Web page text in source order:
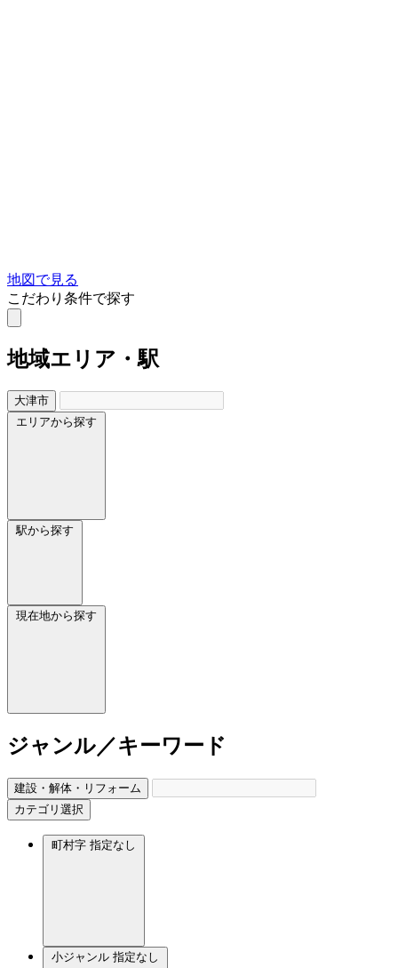
地図で見る
こだわり条件で探す
地域エリア・駅
大津市
エリアから探す
駅から探す
現在地から探す
ジャンル／キーワード
建設・解体・リフォーム
カテゴリ選択
町村字 指定なし
小ジャンル 指定なし